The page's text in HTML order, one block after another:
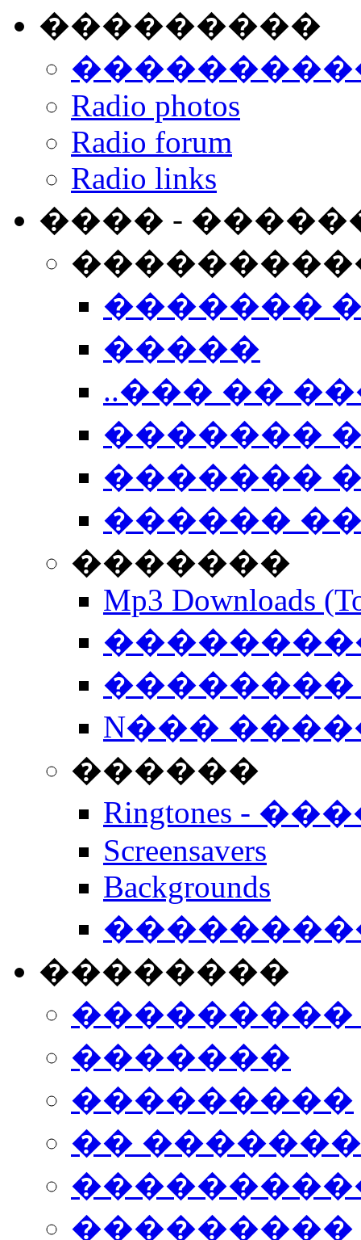
���������
Radio photos
Radio forum
Radio links
���� -
�������
�����
..��� ��
�������
�������
������
�������
Mp3 Downloads
��������
N���
������
Ringtones -
Screensavers
Backgrounds
��������
���������
�������
���������
��
���������